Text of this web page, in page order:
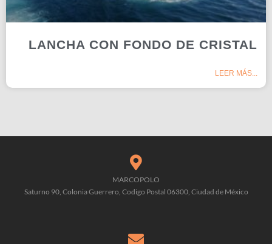
LANCHA CON FONDO DE CRISTAL
LEER MÁS...
MARCOPOLO
Saturno 90, Colonia Guerrero, Codigo Postal 06300, Ciudad de México